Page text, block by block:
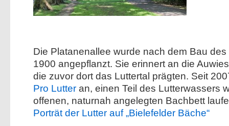
Die Platanenallee wurde nach dem Bau
1900 angepflanzt. Sie erinnert an die
die zuvor dort das Luttertal prägten. Seit
Pro Lutter an, einen Teil des Lutterwassers
offenen, naturnah angelegten Bachbett
Porträt der Lutter auf „Bielefelder Bäche“